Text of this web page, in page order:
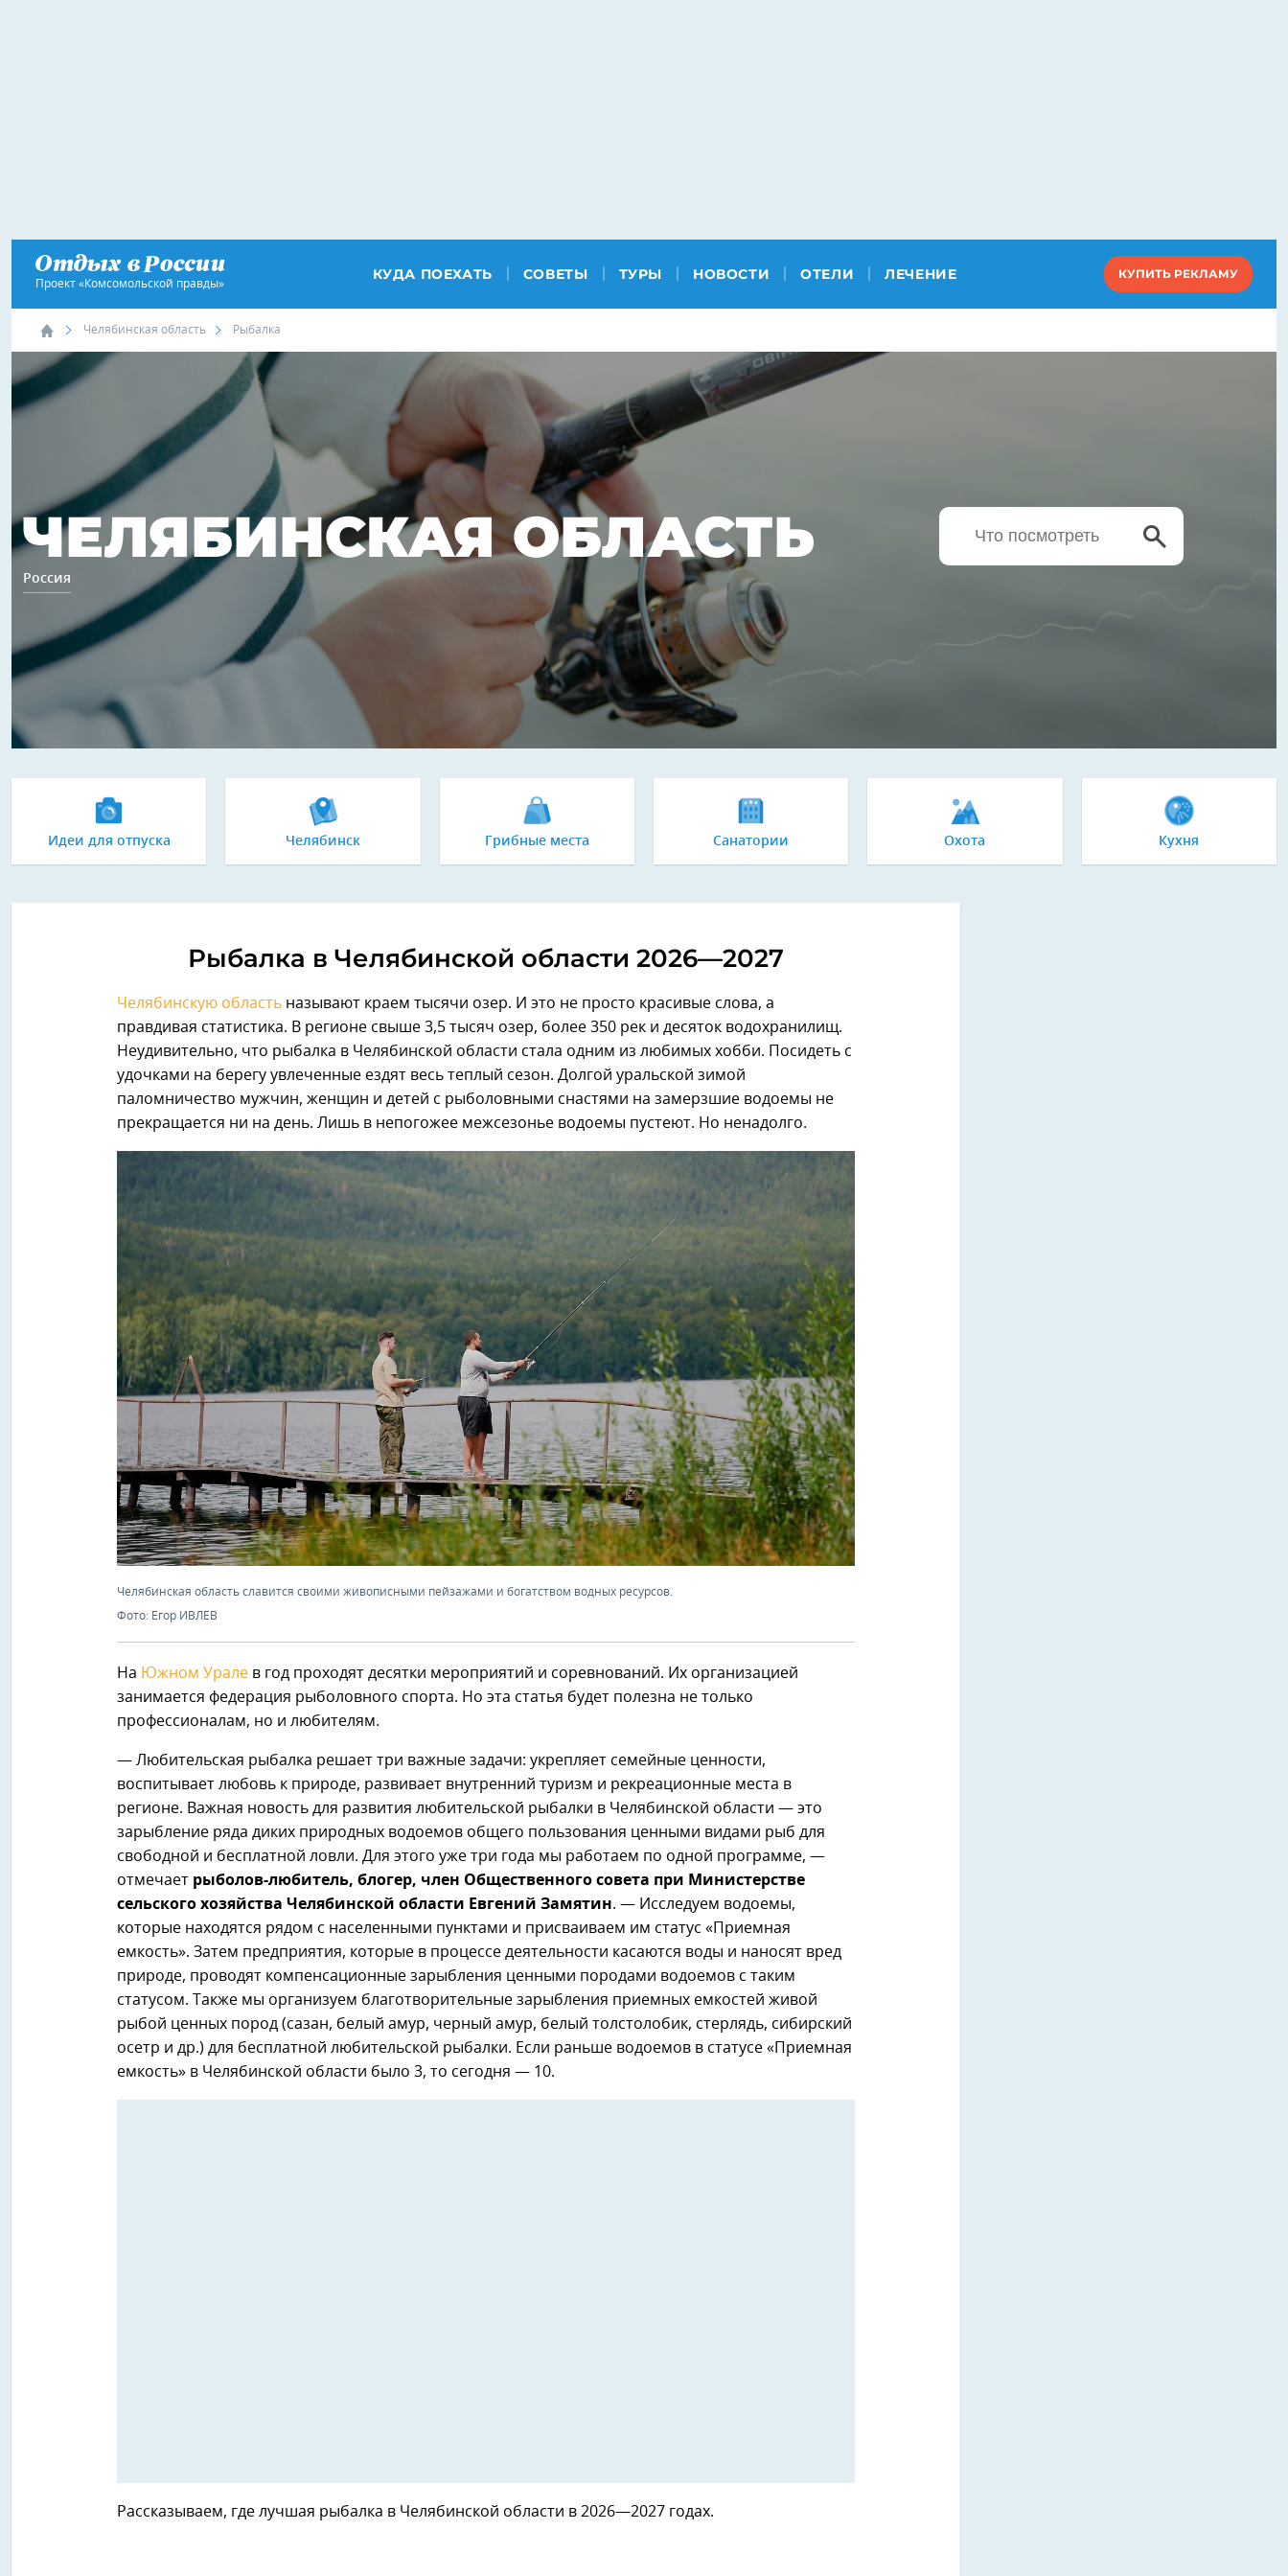
Проект «Комсомольской правды»
КУДА ПОЕХАТЬ СОВЕТЫ ТУРЫ НОВОСТИ ОТЕЛИ ЛЕЧЕНИЕ КУПИТЬ РЕКЛАМУ
Челябинская область Рыбалка
ЧЕЛЯБИНСКАЯ ОБЛАСТЬ
Россия
Идеи для отпуска Челябинск Грибные места Санатории Охота Кухня
Рыбалка в Челябинской области 2026—2027
Челябинскую область называют краем тысячи озер. И это не просто красивые слова, а
правдивая статистика. В регионе свыше 3,5 тысяч озер, более 350 рек и десяток водохранилищ.
Неудивительно, что рыбалка в Челябинской области стала одним из любимых хобби. Посидеть с
удочками на берегу увлеченные ездят весь теплый сезон. Долгой уральской зимой
паломничество мужчин, женщин и детей с рыболовными снастями на замерзшие водоемы не
прекращается ни на день. Лишь в непогожее межсезонье водоемы пустеют. Но ненадолго.
Челябинская область славится своими живописными пейзажами и богатством водных ресурсов.
Фото: Егор ИВЛЕВ
На Южном Урале в год проходят десятки мероприятий и соревнований. Их организацией
занимается федерация рыболовного спорта. Но эта статья будет полезна не только
профессионалам, но и любителям.
— Любительская рыбалка решает три важные задачи: укрепляет семейные ценности,
воспитывает любовь к природе, развивает внутренний туризм и рекреационные места в
регионе. Важная новость для развития любительской рыбалки в Челябинской области — это
зарыбление ряда диких природных водоемов общего пользования ценными видами рыб для
свободной и бесплатной ловли. Для этого уже три года мы работаем по одной программе, —
отмечает рыболов-любитель, блогер, член Общественного совета при Министерстве
сельского хозяйства Челябинской области Евгений Замятин. — Исследуем водоемы,
которые находятся рядом с населенными пунктами и присваиваем им статус «Приемная
емкость». Затем предприятия, которые в процессе деятельности касаются воды и наносят вред
природе, проводят компенсационные зарыбления ценными породами водоемов с таким
статусом. Также мы организуем благотворительные зарыбления приемных емкостей живой
рыбой ценных пород (сазан, белый амур, черный амур, белый толстолобик, стерлядь, сибирский
осетр и др.) для бесплатной любительской рыбалки. Если раньше водоемов в статусе «Приемная
емкость» в Челябинской области было 3, то сегодня — 10.
Рассказываем, где лучшая рыбалка в Челябинской области в 2026—2027 годах.